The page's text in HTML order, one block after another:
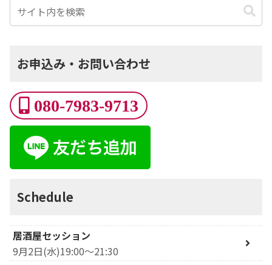
お申込み・お問い合わせ
080-7983-9713
Schedule
居酒屋セッション
9月2日(水)19:00～21:30